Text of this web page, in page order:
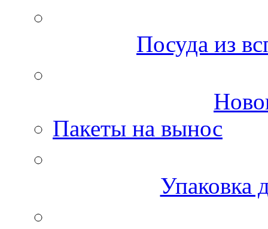
Посуда из
Пакеты на вынос
Упаковка